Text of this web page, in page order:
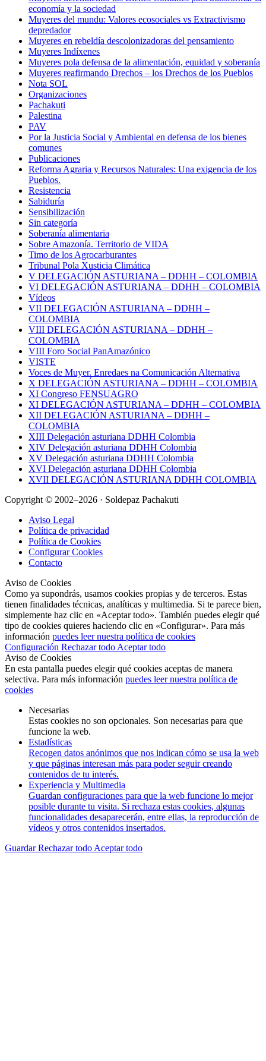
economía y la sociedad
Muyeres del mundu: Valores ecosociales vs Extractivismo
depredador
Muyeres en rebeldía descolonizadoras del pensamiento
Muyeres Indíxenes
Muyeres pola defensa de la alimentación, equidad y soberanía
Muyeres reafirmando Drechos – los Drechos de los Pueblos
Nota SOL
Organizaciones
Pachakuti
Palestina
PAV
Por la Justicia Social y Ambiental en defensa de los bienes
comunes
Publicaciones
Reforma Agraria y Recursos Naturales: Una exigencia de los
Pueblos.
Resistencia
Sabiduría
Sensibilización
Sin categoría
Soberanía alimentaria
Sobre Amazonía. Territorio de VIDA
Timo de los Agrocarburantes
Tribunal Pola Xusticia Climática
V DELEGACIÓN ASTURIANA – DDHH – COLOMBIA
VI DELEGACIÓN ASTURIANA – DDHH – COLOMBIA
Vídeos
VII DELEGACIÓN ASTURIANA – DDHH –
COLOMBIA
VIII DELEGACIÓN ASTURIANA – DDHH –
COLOMBIA
VIII Foro Social PanAmazónico
VISTE
Voces de Muyer. Enredaes na Comunicación Alternativa
X DELEGACIÓN ASTURIANA – DDHH – COLOMBIA
XI Congreso FENSUAGRO
XI DELEGACIÓN ASTURIANA – DDHH – COLOMBIA
XII DELEGACIÓN ASTURIANA – DDHH –
COLOMBIA
XIII Delegación asturiana DDHH Colombia
XIV Delegación asturiana DDHH Colombia
XV Delegación asturiana DDHH Colombia
XVI Delegación asturiana DDHH Colombia
XVII DELEGACIÓN ASTURIANA DDHH COLOMBIA
Copyright © 2002–2026 · Soldepaz Pachakuti
Aviso Legal
Política de privacidad
Política de Cookies
Configurar Cookies
Contacto
Aviso de Cookies
Como ya supondrás, usamos cookies propias y de terceros. Estas
tienen finalidades técnicas, analíticas y multimedia. Si te parece bien,
simplemente haz clic en «Aceptar todo». También puedes elegir qué
tipo de cookies quieres haciendo clic en «Configurar». Para más
información puedes leer nuestra política de cookies
Configuración Rechazar todo Aceptar todo
Aviso de Cookies
En esta pantalla puedes elegir qué cookies aceptas de manera
selectiva. Para más información puedes leer nuestra política de
cookies
Necesarias
Estas cookies no son opcionales. Son necesarias para que
funcione la web.
Estadísticas
Recogen datos anónimos que nos indican cómo se usa la web
y que páginas interesan más para poder seguir creando
contenidos de tu interés.
Experiencia y Multimedia
Guardan configuraciones para que la web funcione lo mejor
posible durante tu visita. Si rechaza estas cookies, algunas
funcionalidades desaparecerán, entre ellas, la reproducción de
vídeos y otros contenidos insertados.
GuardarRechazar todo Aceptar todo